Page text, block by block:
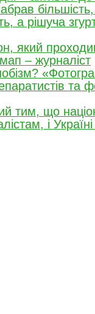
а рішуча
який
– журналіст
та
тим, що
і